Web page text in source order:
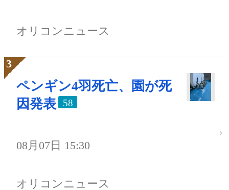
オリコンニュース
ペンギン4羽死亡、園が死
因発表
58
08月07日 15:30
オリコンニュース